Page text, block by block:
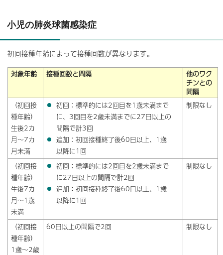
小児の肺炎球菌感染症
初回接種年齢によって接種回数が異なります。
対象年齢 接種回数と間隔
他のワク
チンとの
間隔
（初回接
種年齢）
生後2カ
月～7カ
月未満
初回：標準的には2回目を1歳未満まで
に、3回目を2歳未満までに27日以上の
間隔で計3回
追加：初回接種終了後60日以上、1歳
以降に1回
制限なし
（初回接
種年齢）
生後7カ
月～1歳
未満
初回：標準的には2回目を2歳未満まで
に27日以上の間隔で計2回
追加：初回接種終了後60日以上、1歳
以降に1回
制限なし
（初回接
種年齢）
1歳～2歳
60日以上の間隔で2回 制限なし